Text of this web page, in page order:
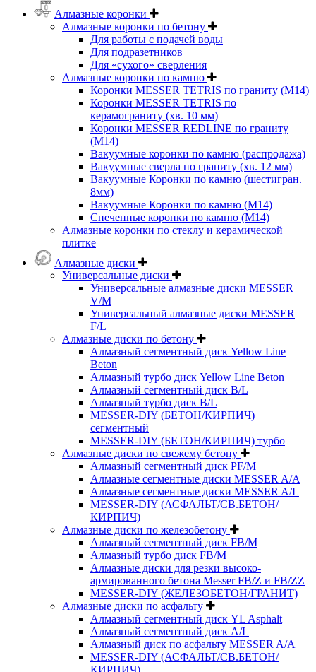
Алмазные коронки
Алмазные коронки по бетону
Для работы с подачей воды
Для подразетников
Для «сухого» сверления
Алмазные коронки по камню
Коронки MESSER TETRIS по граниту (М14)
Коронки MESSER TETRIS по
керамограниту (хв. 10 мм)
Коронки MESSER REDLINE по граниту
(М14)
Вакуумные коронки по камню (распродажа)
Вакуумные сверла по граниту (хв. 12 мм)
Вакуумные Коронки по камню (шестигран.
8мм)
Вакуумные Коронки по камню (M14)
Спеченные коронки по камню (M14)
Алмазные коронки по стеклу и керамической
плитке
Алмазные диски
Универсальные диски
Универсальные алмазные диски MESSER
V/M
Универсальный алмазные диски MESSER
F/L
Алмазные диски по бетону
Алмазный сегментный диск Yellow Line
Beton
Алмазный турбо диск Yellow Line Beton
Алмазный сегментный диск B/L
Алмазный турбо диск B/L
MESSER-DIY (БЕТОН/КИРПИЧ)
сегментный
MESSER-DIY (БЕТОН/КИРПИЧ) турбо
Алмазные диски по свежему бетону
Алмазный сегментный диск PF/M
Алмазные сегментные диски MESSER A/A
Алмазные сегментные диски MESSER A/L
MESSER-DIY (АСФАЛЬТ/СВ.БЕТОН/
КИРПИЧ)
Алмазные диски по железобетону
Алмазный сегментный диск FB/M
Алмазный турбо диск FB/M
Алмазные диски для резки высоко-
армированного бетона Messer FB/Z и FB/ZZ
MESSER-DIY (ЖЕЛЕЗОБЕТОН/ГРАНИТ)
Алмазные диски по асфальту
Алмазный сегментный диск YL Asphalt
Алмазный сегментный диск A/L
Алмазный диск по асфальту MESSER A/A
MESSER-DIY (АСФАЛЬТ/СВ.БЕТОН/